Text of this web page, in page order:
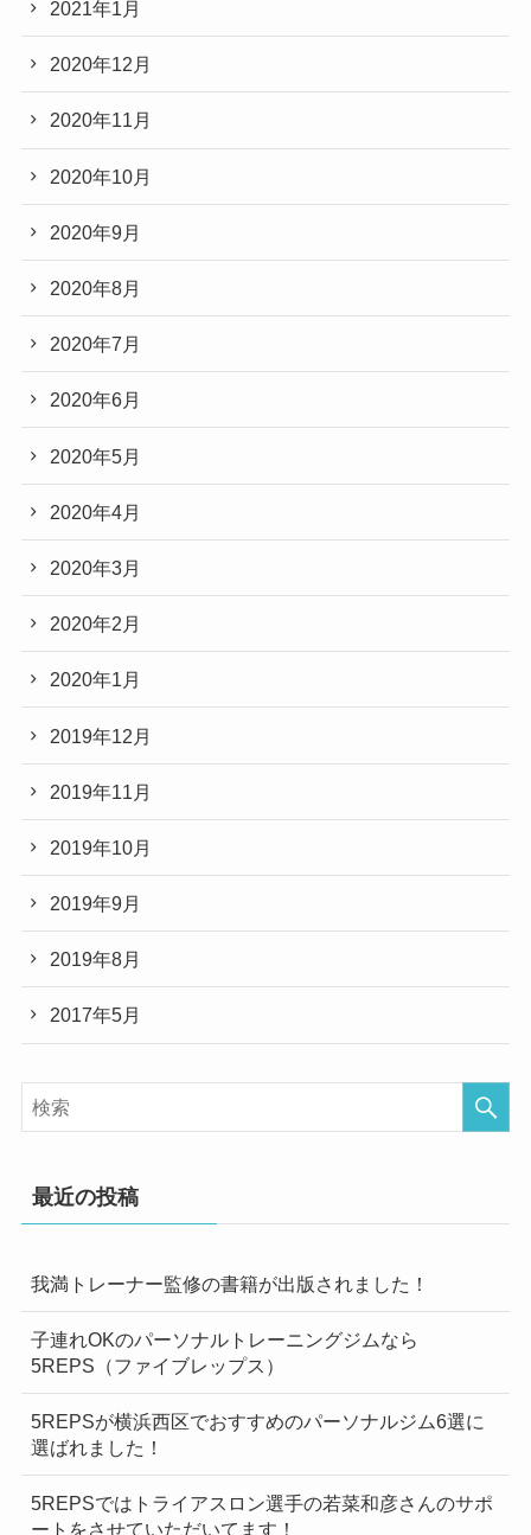
2021年1月
2020年12月
2020年11月
2020年10月
2020年9月
2020年8月
2020年7月
2020年6月
2020年5月
2020年4月
2020年3月
2020年2月
2020年1月
2019年12月
2019年11月
2019年10月
2019年9月
2019年8月
2017年5月
最近の投稿
我満トレーナー監修の書籍が出版されました！
子連れOKのパーソナルトレーニングジムなら
5REPS（ファイブレップス）
5REPSが横浜西区でおすすめのパーソナルジム6選に
選ばれました！
5REPSではトライアスロン選手の若菜和彦さんのサポ
ートをさせていただいてます！